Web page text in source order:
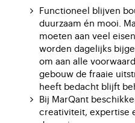
Functioneel blijven
duurzaam én mooi.
moeten aan veel
worden dagelijks
om aan alle
gebouw de fraaie
heeft bedacht blijft
Bij MarQant
creativiteit, expertise